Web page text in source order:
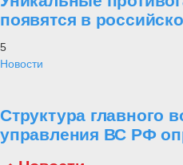
появятся в
5
Новости
Структура главного
управления ВС РФ